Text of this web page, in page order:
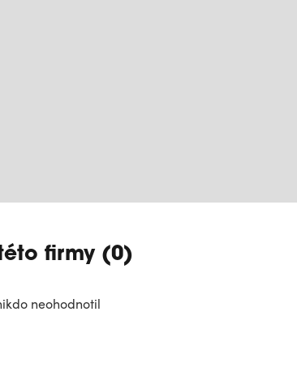
firmy (0)
neohodnotil